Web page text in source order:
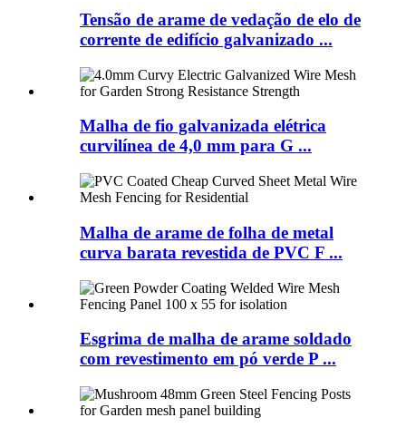
Tensão de arame de vedação de elo de
corrente de edifício galvanizado ...
Malha de fio galvanizada elétrica
curvilínea de 4,0 mm para G ...
Malha de arame de folha de metal
curva barata revestida de PVC F ...
Esgrima de malha de arame soldado
com revestimento em pó verde P ...